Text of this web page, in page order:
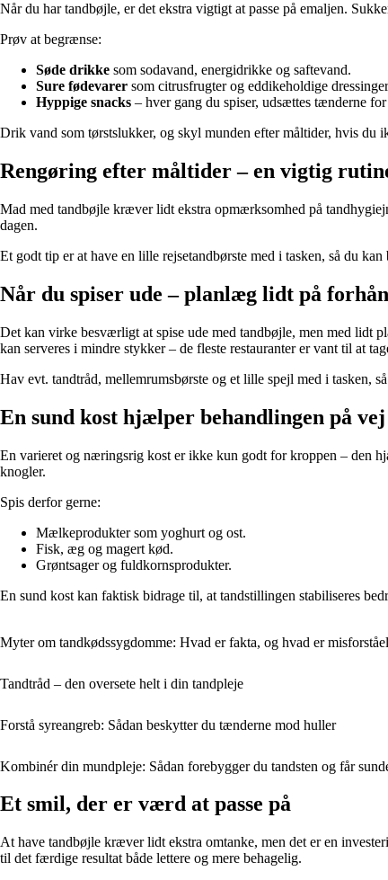
Når du har tandbøjle, er det ekstra vigtigt at passe på emaljen.
Prøv at begrænse:
Søde drikke som sodavand, energidrikke og saftevand.
Sure fødevarer som citrusfrugter og eddikeholdige
Hyppige snacks – hver gang du spiser, udsættes tænderne for
Drik vand som tørstslukker, og skyl munden efter måltider, hvis du
Rengøring efter måltider – en vigtig
Mad med tandbøjle kræver lidt ekstra opmærksomhed på
dagen.
Et godt tip er at have en lille rejsetandbørste med i tasken, så du
Når du spiser ude – planlæg lidt på
Det kan virke besværligt at spise ude med tandbøjle, men med lidt
kan serveres i mindre stykker – de fleste restauranter er vant til at
Hav evt. tandtråd, mellemrumsbørste og et lille spejl med i tasken,
En sund kost hjælper behandlingen på vej
En varieret og næringsrig kost er ikke kun godt for kroppen – den
knogler.
Spis derfor gerne:
Mælkeprodukter som yoghurt og ost.
Fisk, æg og magert kød.
Grøntsager og fuldkornsprodukter.
En sund kost kan faktisk bidrage til, at tandstillingen stabiliseres
Myter om tandkødssygdomme: Hvad er fakta, og hvad er
Tandtråd – den oversete helt i din tandpleje
Forstå syreangreb: Sådan beskytter du tænderne mod huller
Kombinér din mundpleje: Sådan forebygger du tandsten og får
Et smil, der er værd at passe på
At have tandbøjle kræver lidt ekstra omtanke, men det er en
til det færdige resultat både lettere og mere behagelig.